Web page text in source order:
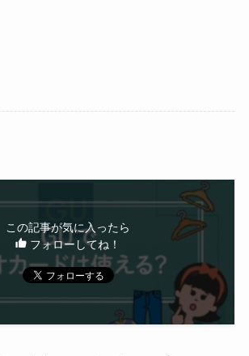
この記事が気に入ったら
フォローしてね！